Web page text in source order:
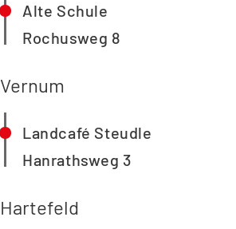
Alte Schule
Rochusweg 8
Vernum
Landcafé Steudle
Hanrathsweg 3
Hartefeld